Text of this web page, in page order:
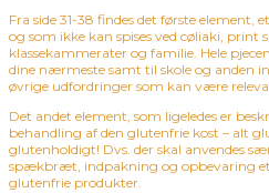
Fra side 31-38 findes det første element,
og som ikke kan spises ved cøliaki, print
klassekammerater og familie. Hele
dine nærmeste samt til skole og anden
øvrige udfordringer som kan være
Det andet element, som ligeledes er
behandling af den glutenfrie kost – alt
glutenholdigt! Dvs. der skal anvendes
spækbræt, indpakning og opbevaring
glutenfrie produkter.